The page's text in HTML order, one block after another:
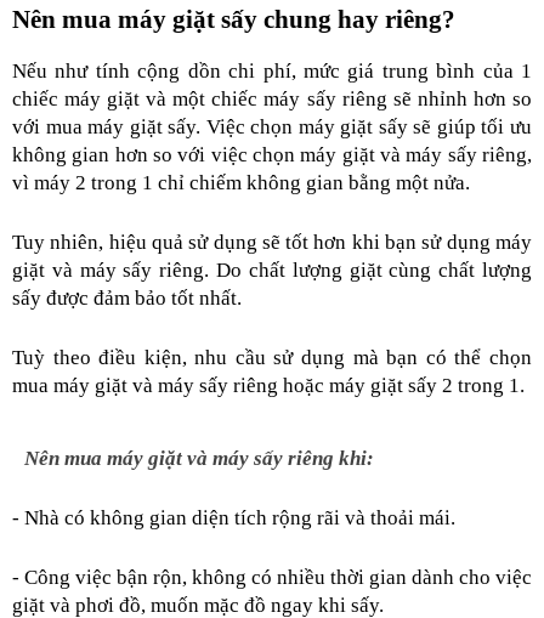
Nên mua máy giặt sấy chung hay riêng?
Nếu như tính cộng dồn chi phí, mức giá trung bình của 1
chiếc máy giặt và một chiếc máy sấy riêng sẽ nhỉnh hơn so
với mua máy giặt sấy. Việc chọn máy giặt sấy sẽ giúp tối ưu
không gian hơn so với việc chọn máy giặt và máy sấy riêng,
vì máy 2 trong 1 chỉ chiếm không gian bằng một nửa.
Tuy nhiên, hiệu quả sử dụng sẽ tốt hơn khi bạn sử dụng máy
giặt và máy sấy riêng. Do chất lượng giặt cùng chất lượng
sấy được đảm bảo tốt nhất.
Tuỳ theo điều kiện, nhu cầu sử dụng mà bạn có thể chọn
mua máy giặt và máy sấy riêng hoặc máy giặt sấy 2 trong 1.
Nên mua máy giặt và máy sấy riêng khi:
- Nhà có không gian diện tích rộng rãi và thoải mái.
- Công việc bận rộn, không có nhiều thời gian dành cho việc
giặt và phơi đồ, muốn mặc đồ ngay khi sấy.